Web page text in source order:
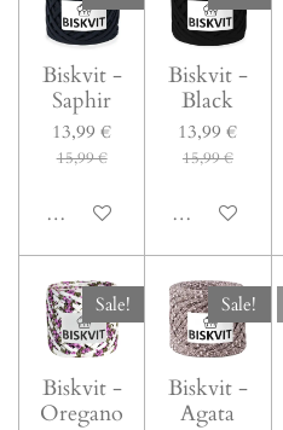
Biskvit -
Saphir
13,99 €
15,99 €
In den Warenkorb
Biskvit -
Black
13,99 €
15,99 €
In den
Sale!
Biskvit -
Oregano
Sale!
Biskvit -
Agata